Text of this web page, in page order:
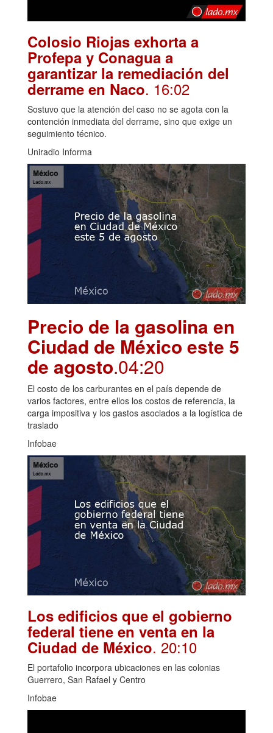
Colosio Riojas exhorta a
Profepa y Conagua a
garantizar la remediación del
derrame en Naco. 16:02
Sostuvo que la atención del caso no se agota con la
contención inmediata del derrame, sino que exige un
seguimiento técnico.
Uniradio Informa
Precio de la gasolina en
Ciudad de México este 5
de agosto.04:20
El costo de los carburantes en el país depende de
varios factores, entre ellos los costos de referencia, la
carga impositiva y los gastos asociados a la logística de
traslado
Infobae
Los edificios que el gobierno
federal tiene en venta en la
Ciudad de México. 20:10
El portafolio incorpora ubicaciones en las colonias
Guerrero, San Rafael y Centro
Infobae